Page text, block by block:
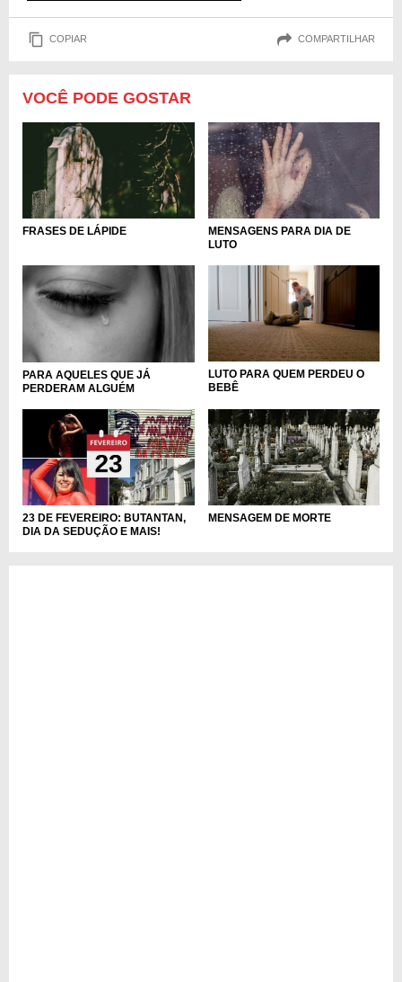
COPIAR COMPARTILHAR
VOCÊ PODE GOSTAR
FRASES DE LÁPIDE
MENSAGENS PARA DIA DE
LUTO
PARA AQUELES QUE JÁ
PERDERAM ALGUÉM
LUTO PARA QUEM PERDEU O
BEBÊ
23 DE FEVEREIRO: BUTANTAN,
DIA DA SEDUÇÃO E MAIS!
MENSAGEM DE MORTE